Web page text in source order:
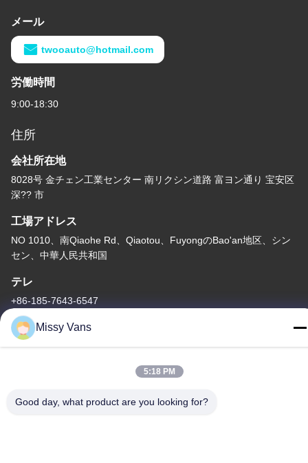
メール
twooauto@hotmail.com
労働時間
9:00-18:30
住所
会社所在地
8028号 金チェン工業センター 南リクシン道路 富ヨン通り 宝安区
深?? 市
工場アドレス
NO 1010、南Qiaohe Rd、Qiaotou、FuyongのBao'an地区、シン
セン、中華人民共和国
テレ
+86-185-7643-6547
TWOO AUTO INDUSTRIAL LTD すべての権利は保護されていま
Missy Vans
5:18 PM
Good day, what product are you looking for?